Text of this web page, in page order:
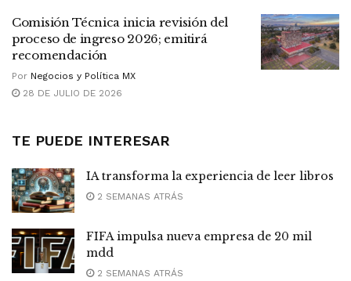
Comisión Técnica inicia revisión del
proceso de ingreso 2026; emitirá
recomendación
Por Negocios y Política MX
28 DE JULIO DE 2026
TE PUEDE INTERESAR
IA transforma la experiencia de leer libros
2 SEMANAS ATRÁS
FIFA impulsa nueva empresa de 20 mil
mdd
2 SEMANAS ATRÁS